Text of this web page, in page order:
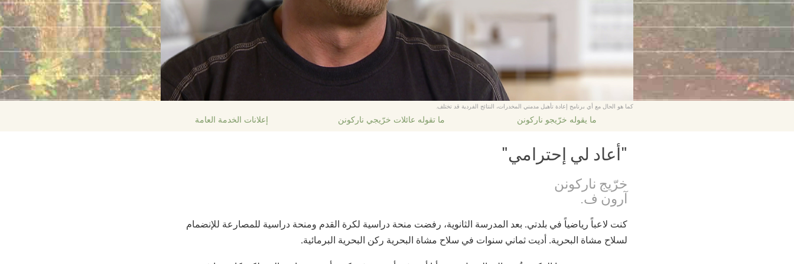
كما هو الحال مع أي برنامج إعادة تأهيل مدمني المخدرات، النتائج الفردية قد تختلف.
ما يقوله خرّيجو ناركونن ما تقوله عائلات خرّيجي ناركونن إعلانات الخدمة العامة
"أعاد لي إحترامي"
خرّيج ناركونن
آرون ف.
كنت لاعباً رياضياً في بلدتي. بعد المدرسة الثانوية، رفضت منحة دراسية لكرة القدم ومنحة دراسية للمصارعة للإنضمام
لسلاح مشاة البحرية. أديت ثماني سنوات في سلاح مشاة البحرية ركن البحرية البرمائية.